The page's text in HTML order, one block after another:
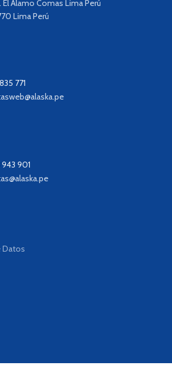
El Álamo Comas Lima Perú
Lima Perú
771
943 901
Datos